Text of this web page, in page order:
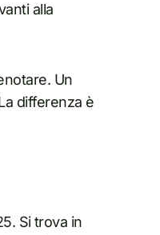
alla
Un
differenza è
Si trova in